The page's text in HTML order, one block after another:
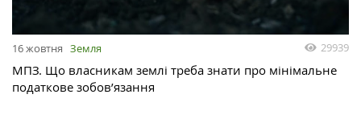
16 жовтня Земля 29939
МПЗ. Що власникам землі треба знати про мінімальне
податкове зобов’язання